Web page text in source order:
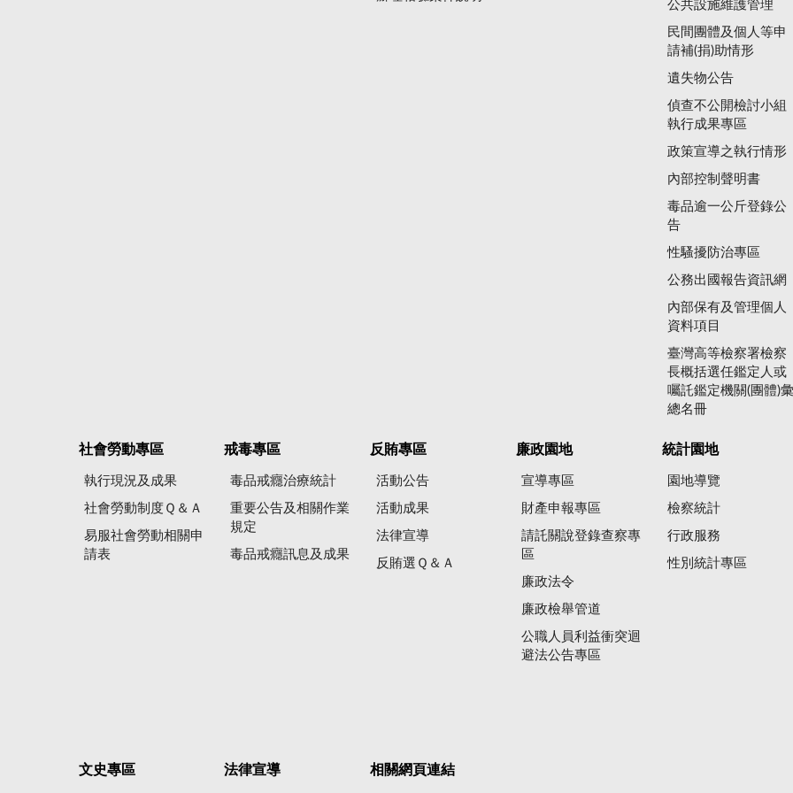
公共設施維護管理
民間團體及個人等申
請補(捐)助情形
遺失物公告
偵查不公開檢討小組
執行成果專區
政策宣導之執行情形
內部控制聲明書
毒品逾一公斤登錄公
告
性騷擾防治專區
公務出國報告資訊網
內部保有及管理個人
資料項目
臺灣高等檢察署檢察
長概括選任鑑定人或
囑託鑑定機關(團體)
總名冊
社會勞動專區
執行現況及成果
社會勞動制度Ｑ＆Ａ
易服社會勞動相關申
請表
戒毒專區
毒品戒癮治療統計
重要公告及相關作業
規定
毒品戒癮訊息及成果
反賄專區
活動公告
活動成果
法律宣導
反賄選Ｑ＆Ａ
廉政園地
宣導專區
財產申報專區
請託關說登錄查察專
區
廉政法令
廉政檢舉管道
公職人員利益衝突迴
避法公告專區
統計園地
園地導覽
檢察統計
行政服務
性別統計專區
文史專區 法律宣導 相關網頁連結